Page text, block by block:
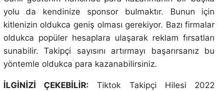
yolu da kendinize sponsor bulmaktır. Bunun için
kitlenizin oldukca geniş olması gerekiyor. Bazı firmalar
oldukca popüler hesaplara ulaşarak reklam fırsatları
sunabilir. Takipçi sayısını artırmayı başarırsanız bu
yöntemle oldukca para kazanabilirsiniz.
İLGİNİZİ ÇEKEBİLİR: Tiktok Takipçi Hilesi 2022